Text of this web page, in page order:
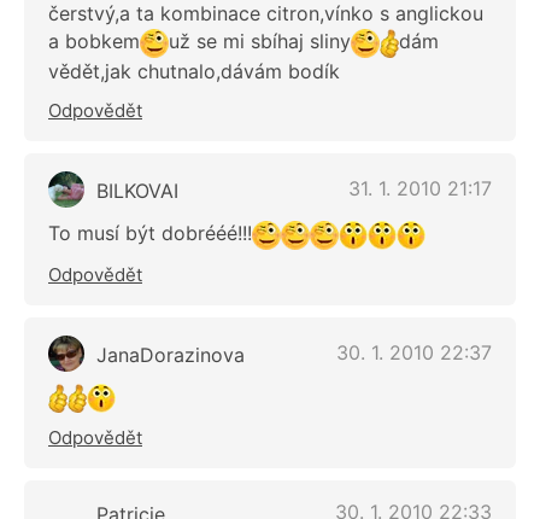
čerstvý,a ta kombinace citron,vínko s anglickou
a bobkem
už se mi sbíhaj sliny
dám
vědět,jak chutnalo,dávám bodík
Odpovědět
BILKOVAI
31. 1. 2010 21:17
To musí být dobrééé!!!
Odpovědět
JanaDorazinova 30. 1. 2010 22:37
Odpovědět
Patricie 30. 1. 2010 22:33